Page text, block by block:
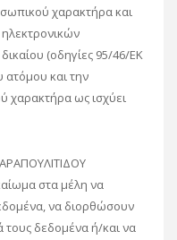
χαρακτήρα και
(οδηγίες 95/46/ΕΚ
ατόμου και την
χαρακτήρα ως ισχύει
στα μέλη να
να διορθώσουν
δεδομένα ή/και να